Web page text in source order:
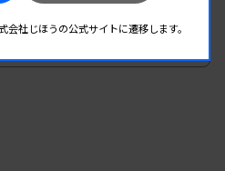
社じほうの公式サイトに遷移します。